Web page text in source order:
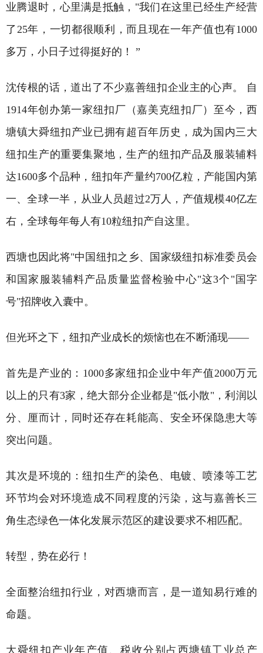
业腾退时，心里满是抵触，"我们在这里已经生产经营
了25年，一切都很顺利，而且现在一年产值也有1000
多万，小日子过得挺好的！ ”
沈传根的话，道出了不少嘉善纽扣企业主的心声。 自
1914年创办第一家纽扣厂（嘉美克纽扣厂）至今，西
塘镇大舜纽扣产业已拥有超百年历史，成为国内三大
纽扣生产的重要集聚地，生产的纽扣产品及服装辅料
达1600多个品种，纽扣年产量约700亿粒，产能国内第
一、全球一半，从业人员超过2万人，产值规模40亿左
右，全球每年每人有10粒纽扣产自这里。
西塘也因此将"中国纽扣之乡、国家级纽扣标准委员会
和国家服装辅料产品质量监督检验中心"这3个"国字
号"招牌收入囊中。
但光环之下，纽扣产业成长的烦恼也在不断涌现——
首先是产业的：1000多家纽扣企业中年产值2000万元
以上的只有3家，绝大部分企业都是"低小散"，利润以
分、厘而计，同时还存在耗能高、安全环保隐患大等
突出问题。
其次是环境的：纽扣生产的染色、电镀、喷漆等工艺
环节均会对环境造成不同程度的污染，这与嘉善长三
角生态绿色一体化发展示范区的建设要求不相匹配。
转型，势在必行！
全面整治纽扣行业，对西塘而言，是一道知易行难的
命题。
大舜纽扣产业年产值、税收分别占西塘镇工业总产